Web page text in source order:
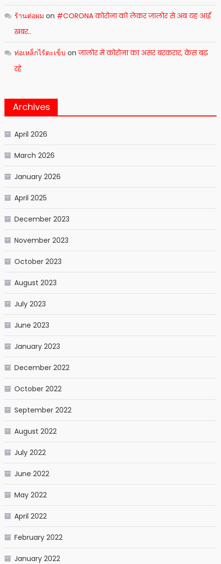
ร้านต่อผม on #CORONA कोरोना को लेकर जालोर से अब यह आई
खबर..
ท่อเหล็กไร้ตะเข็บ onजालोर में कोरोना का असर बरकरार, केस बढ़
रहे
Archives
April 2026
March 2026
January 2026
April 2025
December 2023
November 2023
October 2023
August 2023
July 2023
June 2023
January 2023
December 2022
October 2022
September 2022
August 2022
July 2022
June 2022
May 2022
April 2022
February 2022
January 2022